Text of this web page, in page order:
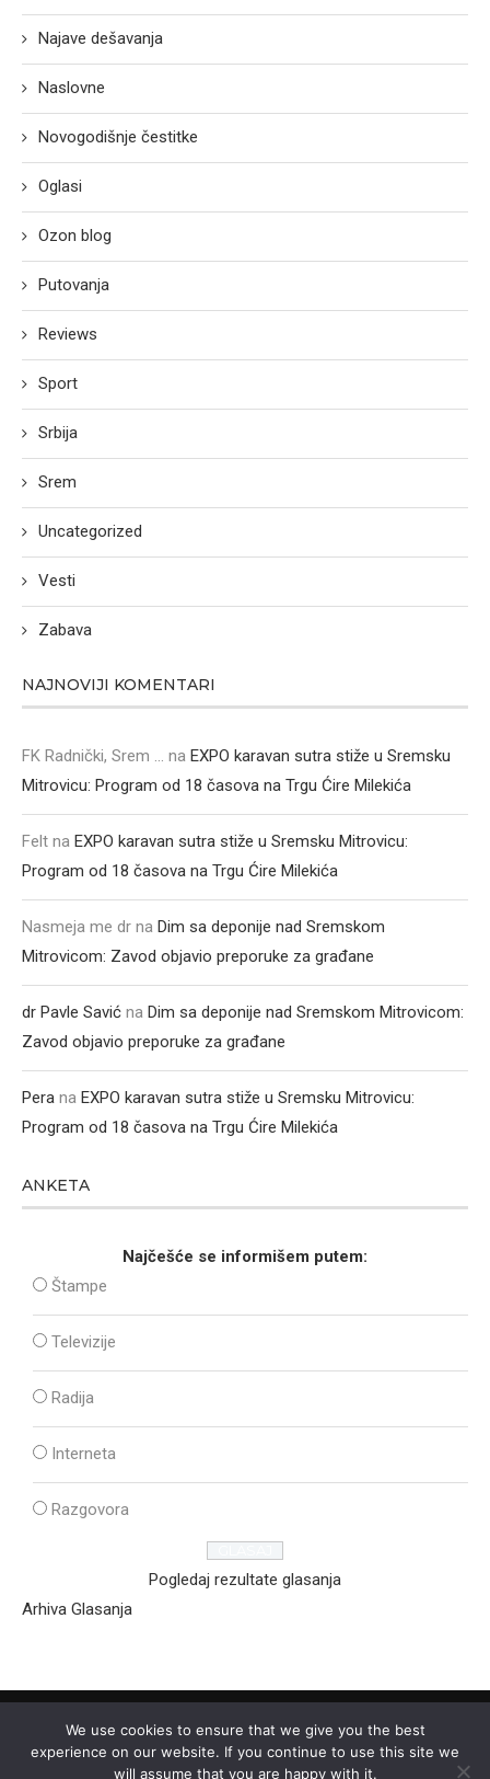
Najave dešavanja
Naslovne
Novogodišnje čestitke
Oglasi
Ozon blog
Putovanja
Reviews
Sport
Srbija
Srem
Uncategorized
Vesti
Zabava
NAJNOVIJI KOMENTARI
FK Radnički, Srem ... na EXPO karavan sutra stiže u Sremsku
Mitrovicu: Program od 18 časova na Trgu Ćire Milekića
Felt na EXPO karavan sutra stiže u Sremsku Mitrovicu:
Program od 18 časova na Trgu Ćire Milekića
Nasmeja me dr na Dim sa deponije nad Sremskom
Mitrovicom: Zavod objavio preporuke za građane
dr Pavle Savić na Dim sa deponije nad Sremskom Mitrovicom:
Zavod objavio preporuke za građane
Pera na EXPO karavan sutra stiže u Sremsku Mitrovicu:
Program od 18 časova na Trgu Ćire Milekića
ANKETA
Najčešće se informišem putem:
Štampe
Televizije
Radija
Interneta
Razgovora
Pogledaj rezultate glasanja
Arhiva Glasanja
We use cookies to ensure that we give you the best
experience on our website. If you continue to use this site we
will assume that you are happy with it.